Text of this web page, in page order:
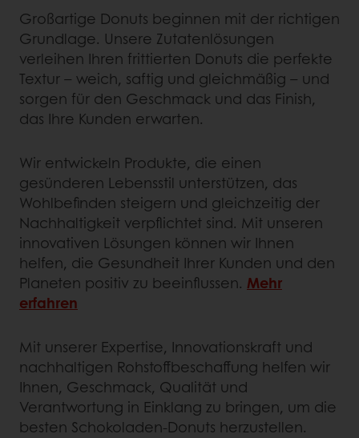
Großartige Donuts beginnen mit der richtigen
Grundlage. Unsere Zutatenlösungen
verleihen Ihren frittierten Donuts die perfekte
Textur – weich, saftig und gleichmäßig – und
sorgen für den Geschmack und das Finish,
das Ihre Kunden erwarten.
Wir entwickeln Produkte, die einen
gesünderen Lebensstil unterstützen, das
Wohlbefinden steigern und gleichzeitig der
Nachhaltigkeit verpflichtet sind. Mit unseren
innovativen Lösungen können wir Ihnen
helfen, die Gesundheit Ihrer Kunden und den
Planeten positiv zu beeinflussen. Mehr
erfahren
Mit unserer Expertise, Innovationskraft und
nachhaltigen Rohstoffbeschaffung helfen wir
Ihnen, Geschmack, Qualität und
Verantwortung in Einklang zu bringen, um die
besten Schokoladen‑Donuts herzustellen.